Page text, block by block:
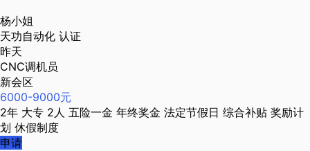
杨小姐
天功自动化 认证
昨天
CNC调机员
新会区
6000-9000元
2年 大专 2人 五险一金 年终奖金 法定节假日 综合补贴 奖励计
划 休假制度
申请